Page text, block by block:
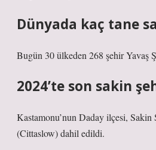
Dünyada kaç tane
Bugün 30 ülkeden 268 şehir Yavaş
2024’te son sakin
Kastamonu’nun Daday ilçesi, Sakin
(Cittaslow) dahil edildi.